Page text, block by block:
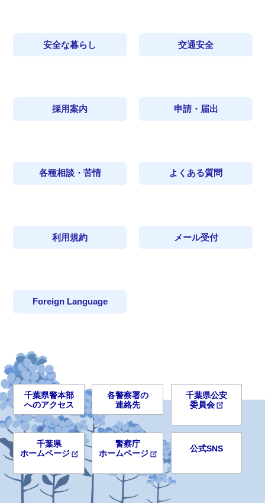
安全な暮らし 交通安全
採用案内 申請・届出
各種相談・苦情 よくある質問
利用規約 メール受付
Foreign Language
千葉県警本部
へのアクセス
各警察署の
連絡先
千葉県公安
委員会
千葉県
ホームページ
警察庁
ホームページ
公式SNS